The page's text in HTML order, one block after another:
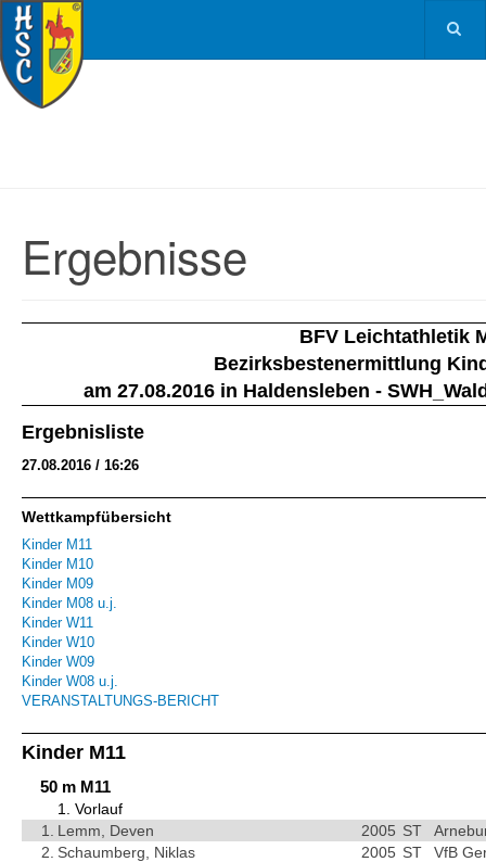
Ergebnisse
BFV Leichtathletik
Bezirksbestenermittlung
am 27.08.2016 in Haldensleben -
Ergebnisliste
27.08.2016 / 16:26
Wettkampfübersicht
Kinder M11
Kinder M10
Kinder M09
Kinder M08 u.j.
Kinder W11
Kinder W10
Kinder W09
Kinder W08 u.j.
VERANSTALTUNGS-BERICHT
Kinder M11
50 m M11
1. Vorlauf
1.
Lemm, Deven 2005 ST
2. Schaumberg, Niklas 2005 ST
VfB